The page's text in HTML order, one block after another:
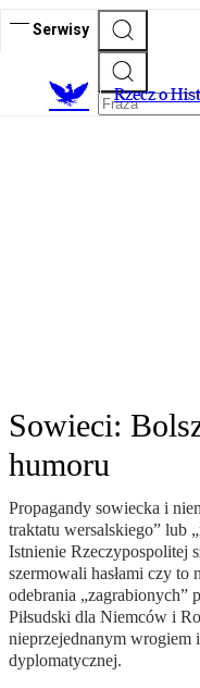
Serwisy
Rzecz o
Sowieci:
humoru
Propagandy sowiecka i
traktatu wersalskiego” lub
Istnienie Rzeczypospolitej
szermowali hasłami czy
odebrania „zagrabionych”
Piłsudski dla Niemców i
nieprzejednanym
dyplomatycznej.